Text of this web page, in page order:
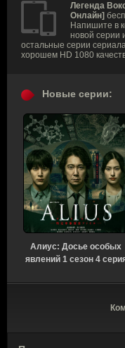
Легенда
Онлайн]
Напишите в
новой серии
остальные серии
хорошем HD 1080
Новые серии:
Алиус: Досье особых
явлений 1 сезон 4